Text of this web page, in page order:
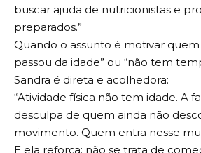
buscar ajuda de nutricionistas e
preparados.”
Quando o assunto é motivar quem
passou da idade” ou “não tem
Sandra é direta e acolhedora:
“Atividade física não tem idade. A
desculpa de quem ainda não
movimento. Quem entra nesse
E ela reforça: não se trata de